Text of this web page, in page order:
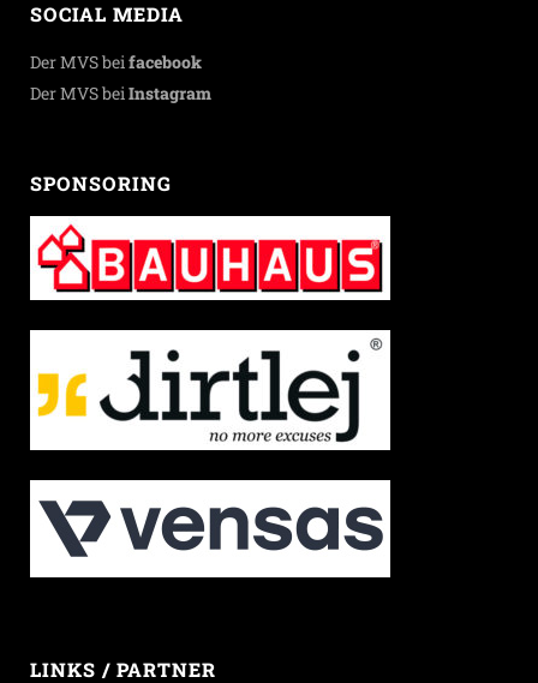
SOCIAL MEDIA
Der MVS beifacebook
Der MVS beiInstagram
SPONSORING
LINKS / PARTNER